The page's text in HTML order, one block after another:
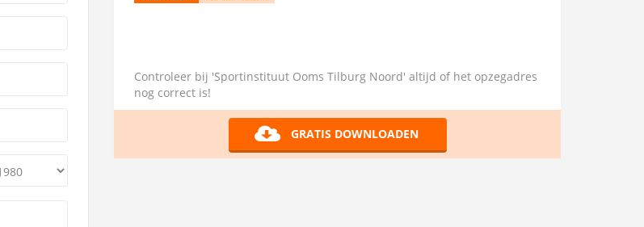
Controleer bij 'Sportinstituut Ooms Tilburg Noord' altijd of het opzegadres
nog correct is!
GRATIS DOWNLOADEN